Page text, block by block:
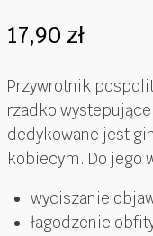
17,90 zł
Przywrotnik
rzadko
dedykowane jest
kobiecym. Do jego
wyciszanie
łagodzenie